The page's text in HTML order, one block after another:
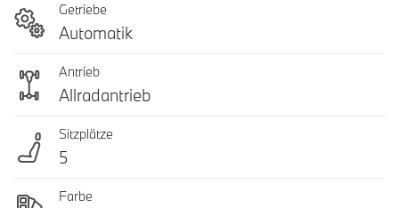
Getriebe
Automatik
Antrieb
Allradantrieb
Sitzplätze
5
Farbe